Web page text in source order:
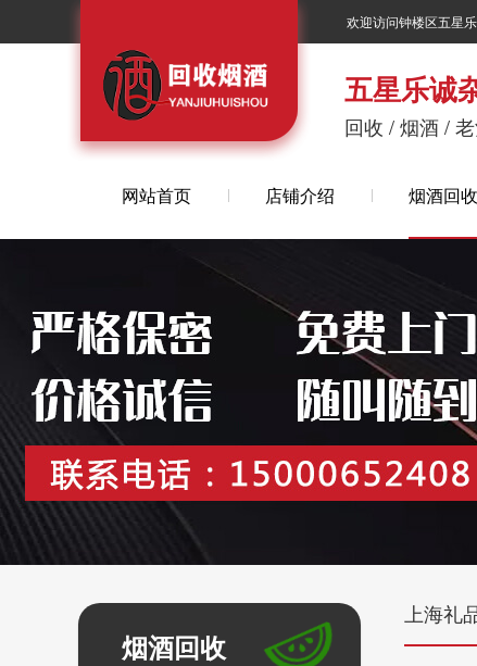
欢迎访问钟楼区五星
五星乐诚
回收 / 烟酒 /
网站首页 店铺介绍 烟酒回收
烟酒回收
上海礼